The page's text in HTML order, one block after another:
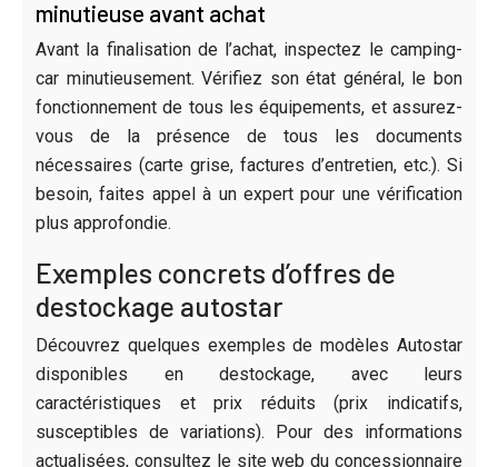
minutieuse avant achat
Avant la finalisation de l’achat, inspectez le camping-
car minutieusement. Vérifiez son état général, le bon
fonctionnement de tous les équipements, et assurez-
vous de la présence de tous les documents
nécessaires (carte grise, factures d’entretien, etc.). Si
besoin, faites appel à un expert pour une vérification
plus approfondie.
Exemples concrets d’offres de
destockage autostar
Découvrez quelques exemples de modèles Autostar
disponibles en destockage, avec leurs
caractéristiques et prix réduits (prix indicatifs,
susceptibles de variations). Pour des informations
actualisées, consultez le site web du concessionnaire